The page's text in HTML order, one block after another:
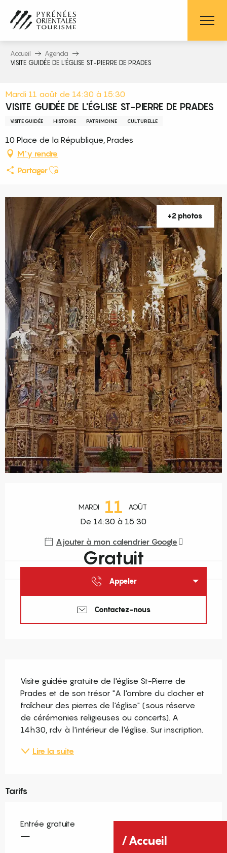
contenu
principal
Accueil
Accueil
Agenda
VISITE GUIDÉE DE L'ÉGLISE ST-PIERRE DE PRADES
Mardi 11 août de 14:30 à 15:30
VISITE GUIDÉE DE L'ÉGLISE ST-PIERRE DE PRADES
VISITE GUIDÉE HISTOIRE PATRIMOINE CULTURELLE
10 Place de la République, Prades
M'y rendre
PartagerAjouter aux favoris
+2 photos
MARDI 11 AOÛT
De 14:30 à 15:30
Ajouter à mon calendrier Google
Gratuit
Appeler
Contactez-nous
Visite guidée gratuite de l'église St-Pierre de
Prades et de son trésor "A l'ombre du clocher et
fraîcheur des pierres de l'église" (sous réserve
de cérémonies religieuses ou concerts). A
14h30, rdv à l'intérieur de l'église. Sur inscription.
Lire la suite
Tarifs
Entrée gratuite
—